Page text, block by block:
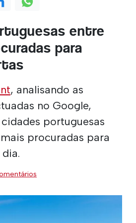
entre
para
, analisando as
no Google,
portuguesas
procuradas para